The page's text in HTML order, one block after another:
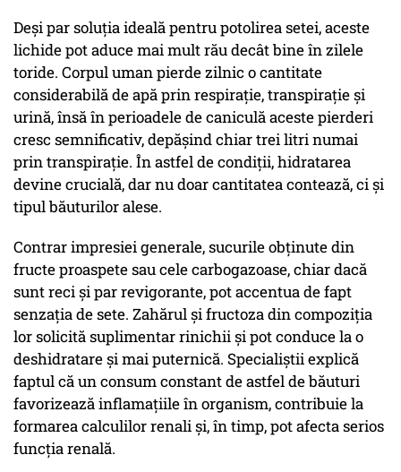
Deși par soluția ideală pentru potolirea setei, aceste
lichide pot aduce mai mult rău decât bine în zilele
toride. Corpul uman pierde zilnic o cantitate
considerabilă de apă prin respirație, transpirație și
urină, însă în perioadele de caniculă aceste pierderi
cresc semnificativ, depășind chiar trei litri numai
prin transpirație. În astfel de condiții, hidratarea
devine crucială, dar nu doar cantitatea contează, ci și
tipul băuturilor alese.
Contrar impresiei generale, sucurile obținute din
fructe proaspete sau cele carbogazoase, chiar dacă
sunt reci și par revigorante, pot accentua de fapt
senzația de sete. Zahărul și fructoza din compoziția
lor solicită suplimentar rinichii și pot conduce la o
deshidratare și mai puternică. Specialiștii explică
faptul că un consum constant de astfel de băuturi
favorizează inflamațiile în organism, contribuie la
formarea calculilor renali și, în timp, pot afecta serios
funcția renală.